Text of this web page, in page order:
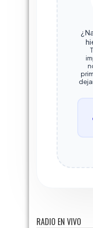
RADIO EN VIVO